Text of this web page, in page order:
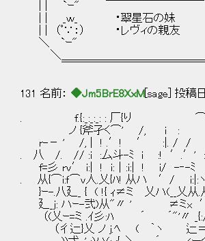
| | `ｰ" ￣￣￣￣￣￣￣
| | _ｗ_ ・翠星石の
| | （ﾟ∵：） ・レヴィの親友 .
＼ `ｰ" .`ｰ
＼＿＿＿＿＿＿＿＿＿＿＿＿＿
131 名前： ◆Jm5BrE8XxM [sage] 投稿
. f.{:_:_:_: : 厂{り ⌒ー弌
ノ {斧孑く⌒' /, i : 爿: :
r-－ ' /, | ! .′! ′ :|. / /
. 八 /. // :i :厶斗-ﾐ i :! ′.′' :i ,
f=彡 rｖ′ i:| ! i:｜:i:| ! i/ -‐-ﾐ /
. 从{⌒i:ｆ⌒v人.乂{ﾊ! 从ハ ′/
}ｰ-.八廴_ { ( !{ ｨ≠ミ 乂ハ(__乂
廴_j: ハｰ-弐)从"〃 ' ≠ミx ′
（(乂ｰ=ミ .ｲ彡:ﾊ ´ ´"'〃 _{:/
（彳辷}乂 ノ j.ﾍ ( ｀ヽ 辷＝彡